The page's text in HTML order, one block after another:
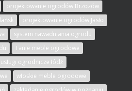
projektowanie ogrodów Brzozów
projektowanie ogrodów Jasło
system nawadniania ogrodu
Tanie meble ogrodowe
usługi ogrodnicze łódź
włoskie meble ogrodowe